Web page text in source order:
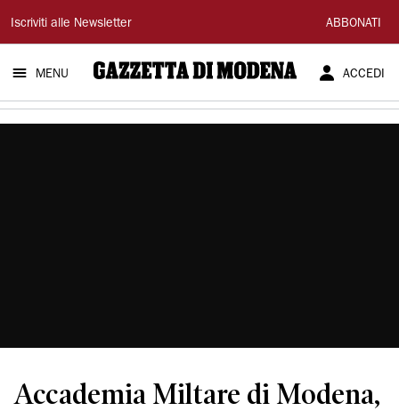
Gazzetta
di
Modena
Iscriviti alle Newsletter ABBONATI
MENU ACCEDI
Accademia Miltare di Modena,